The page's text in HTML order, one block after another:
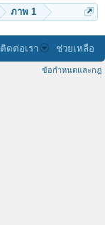
ภาพ 1
ติดต่อเรา ช่วยเหลือ
ข้อกำหนดและกฎ